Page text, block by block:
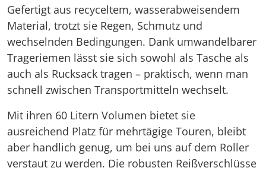
Gefertigt aus recyceltem, wasserabweisendem
Material, trotzt sie Regen, Schmutz und
wechselnden Bedingungen. Dank umwandelbarer
Trageriemen lässt sie sich sowohl als Tasche als
auch als Rucksack tragen – praktisch, wenn man
schnell zwischen Transportmitteln wechselt.
Mit ihren 60 Litern Volumen bietet sie
ausreichend Platz für mehrtägige Touren, bleibt
aber handlich genug, um bei uns auf dem Roller
verstaut zu werden. Die robusten Reißverschlüsse